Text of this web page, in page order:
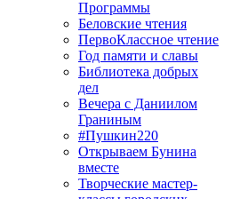
Программы
Беловские чтения
ПервоКлассное чтение
Год памяти и славы
Библиотека добрых
дел
Вечера с Даниилом
Граниным
#Пушкин220
Открываем Бунина
вместе
Творческие мастер-